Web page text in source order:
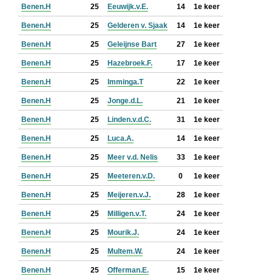
Benen.H 25 Eeuwijk.v.E. 14 1e keer
Benen.H 25 Gelderen v. Sjaak 14 1e keer
Benen.H 25 Geleijnse Bart 27 1e keer
Benen.H 25 Hazebroek.F. 17 1e keer
Benen.H 25 Imminga.T 22 1e keer
Benen.H 25 Jonge.d.L. 21 1e keer
Benen.H 25 Linden.v.d.C. 31 1e keer
Benen.H 25 Luca.A. 14 1e keer
Benen.H 25 Meer v.d. Nelis 33 1e keer
Benen.H 25 Meeteren.v.D. 0 1e keer
Benen.H 25 Meijeren.v.J. 28 1e keer
Benen.H 25 Milligen.v.T. 24 1e keer
Benen.H 25 Mourik.J. 24 1e keer
Benen.H 25 Multem.W. 24 1e keer
Benen.H 25 Offerman.E. 15 1e keer